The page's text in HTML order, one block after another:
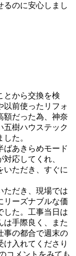
るのに安心しまし
とから交換を検
以前使ったリフォ
額だった為、神奈
五樹ハウステック
た。
ばあきらめモード
応してくれ、
いただき、すぐに
ただき、現場では
リーズナブルな価
した。工事当日は
は手際良く、また
事の都合で週末の
け入れてくださり
コメントをみても